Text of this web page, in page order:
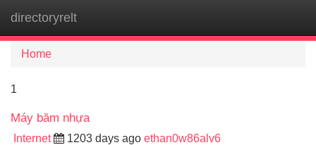
directoryrelt
Home
1
Máy băm nhựa
Internet 1203 days ago ethan0w86alv6